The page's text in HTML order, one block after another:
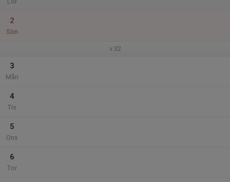
2
Sön
v.32
3
Mån
4
Tis
5
Ons
6
Tor